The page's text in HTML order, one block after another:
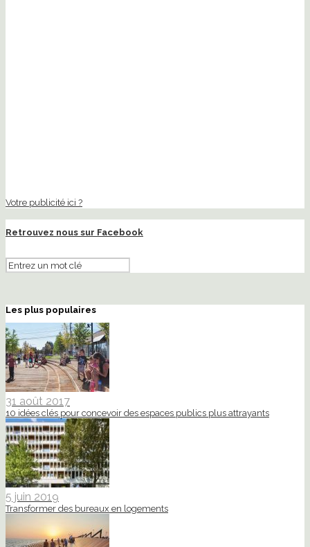
Votre publicité ici ?
Retrouvez nous sur Facebook
Les plus populaires
31 août 2017
10 idées clés pour concevoir des espaces publics plus attrayants
5 juin 2019
Transformer des bureaux en logements